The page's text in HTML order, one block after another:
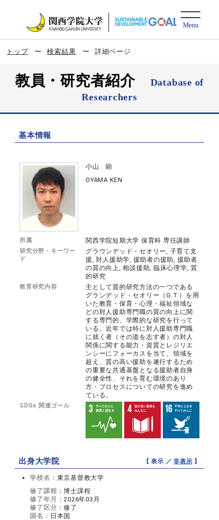
トップ 検索結果 詳細ページ
教員・研究者紹介
Database of
Researchers
基本情報
小山 顕
OYAMA KEN
所属 関西学院短期大学 保育科 専任講師
研究分野・キーワー
ド
グラウンデッド・セオリー, 子育て支
援, 対人援助学, 援助者の援助, 援助者
の質の向上, 相談援助, 臨床心理学, 質
的研究
教育研究内容
主として質的研究方法の一つである
グランデッド・セオリー（G.T.）を用
いた教育・保育・心理・福祉領域な
どの対人援助専門職の質の向上に関
する専門的、学際的な研究を行って
いる。近年では特に対人援助専門職
に就く者（その道を志す者）の対人
関係に関する能力・資質とレジリエ
ンシーにフォーカスを当て、領域を
超え、質の高い援助を遂行するため
の重要な共通基盤となる援助者自身
の健全性、それを育む環境のあり
方・プロセスについての研究を進め
ている。
SDGs 関連ゴール
出身大学院 【 表示 ／非表示 】
学校名： 東京基督教大学
修了課程：博士課程
修了年月： 2026年03月
修了区分：修了
国名： 日本国